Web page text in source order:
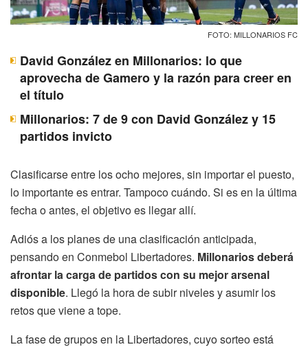
FOTO: MILLONARIOS FC
David González en Millonarios: lo que
aprovecha de Gamero y la razón para creer en
el título
Millonarios: 7 de 9 con David González y 15
partidos invicto
Clasificarse entre los ocho mejores, sin importar el puesto,
lo importante es entrar. Tampoco cuándo. Si es en la última
fecha o antes, el objetivo es llegar allí.
Adiós a los planes de una clasificación anticipada,
pensando en Conmebol Libertadores. Millonarios deberá
afrontar la carga de partidos con su mejor arsenal
disponible. Llegó la hora de subir niveles y asumir los
retos que viene a tope.
La fase de grupos en la Libertadores, cuyo sorteo está